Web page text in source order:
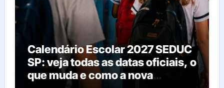
Calendário Escolar 2027 SEDUC
SP: veja todas as datas oficiais, o
que muda e como a nova